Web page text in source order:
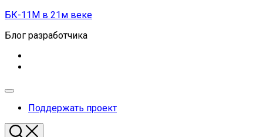
Перейти
содержанию
БК-11М в 21м веке
Блог разработчика
Развернуть
Поддержать проект